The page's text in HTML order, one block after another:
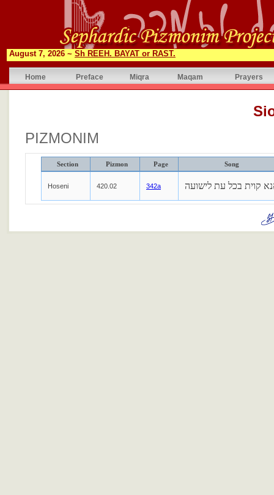
August 7, 2026 ~ Sh REEH. BAYAT or RAST.
Home Preface Miqra Maqam Prayers
PIZMONIM
Section Pizmon Page Song
Hoseni 420.02 342a קוית בכל עת לישועה